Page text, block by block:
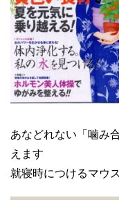
あなどれない「噛み
えます
就寝時につけるマウ